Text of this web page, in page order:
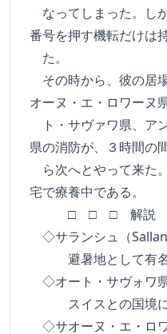
なってしまった。し
番号を押す機転だけは
た。
その時から、彼の居
オーヌ・エ・ロワーヌ
ト・サヴァワ県、ア
県の消防が、３時間の
ら次へとやって来た
宅で療養中である。
□ □ □ 解説
◇サランシュ（
避暑地として有
◇オート・サヴォワ
スイスとの国境に
◇サオーヌ・エ・ロ